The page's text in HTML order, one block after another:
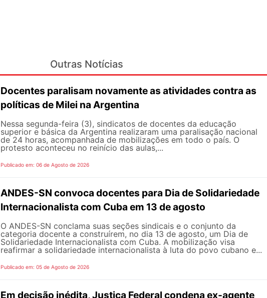
Outras Notícias
Docentes paralisam novamente as atividades contra as
políticas de Milei na Argentina
Nessa segunda-feira (3), sindicatos de docentes da educação
superior e básica da Argentina realizaram uma paralisação nacional
de 24 horas, acompanhada de mobilizações em todo o país. O
protesto aconteceu no reinício das aulas,...
Publicado em: 06 de Agosto de 2026
ANDES-SN convoca docentes para Dia de Solidariedade
Internacionalista com Cuba em 13 de agosto
O ANDES-SN conclama suas seções sindicais e o conjunto da
categoria docente a construírem, no dia 13 de agosto, um Dia de
Solidariedade Internacionalista com Cuba. A mobilização visa
reafirmar a solidariedade internacionalista à luta do povo cubano e...
Publicado em: 05 de Agosto de 2026
Em decisão inédita, Justiça Federal condena ex-agente